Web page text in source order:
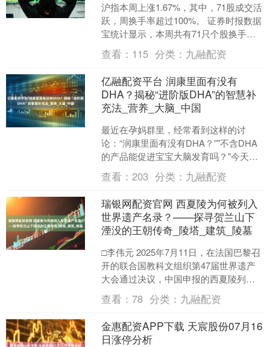
沪指本周上涨1.67%，其中，71股成交活
跃，周换手率超过100%。 证券时报数据
宝统计显示，本周共有71只个股换手率
超过100%；换手率在50%~100%的有....
查看： 115 分类： 九融配资
亿融配资平台 润康里面有没有
DHA？揭秘“进阶版DHA”的智慧补
充法_营养_大脑_中国
最近在孕妈群里，经常看到这样的讨
论：“润康里面有没有DHA？”"不含DHA
的产品能促进宝宝大脑发育吗？"今天，
我们就来深入探讨这个话题，为大家揭
开α-亚麻酸与D....
查看：203 分类： 九融配资
瑞银网配资官网 西夏陵为何被列入
世界遗产名录？——探寻贺兰山下
湮没的王朝传奇_陵塔_建筑_陵墓
□李伟元 2025年7月11日，在法国巴黎召
开的联合国教科文组织第47届世界遗产
大会通过决议，中国申报的西夏陵列入
《世界遗产名录》，至此，中国的世界
遗产增加到6....
查看：78 分类： 九融配资
金惠配资APP下载 天宸股份07月16
日涨停分析